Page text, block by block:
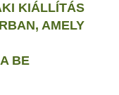
KIÁLLÍTÁS
AMELY
BE